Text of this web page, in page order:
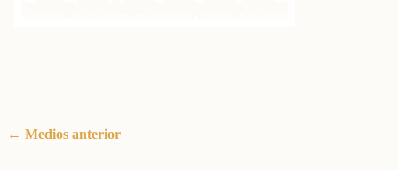
← Medios anterior